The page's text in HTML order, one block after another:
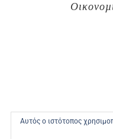
Αυτός ο ιστότοπος